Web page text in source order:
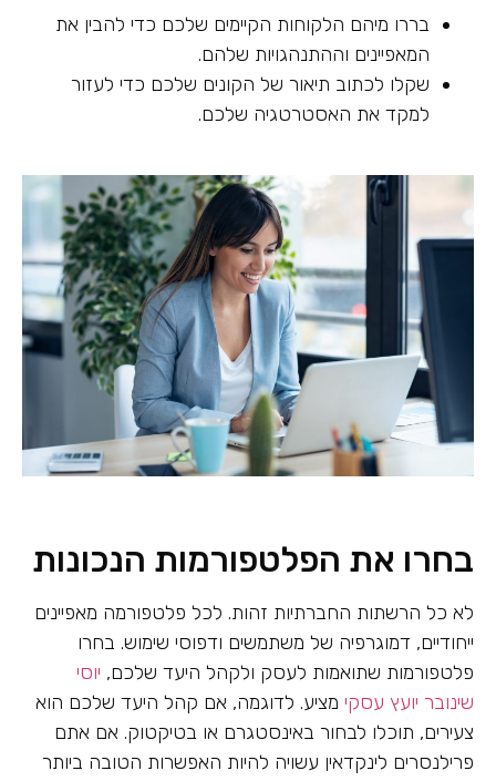
בררו מיהם הלקוחות הקיימים שלכם כדי להבין את
המאפיינים וההתנהגויות שלהם.
שקלו לכתוב תיאור של הקונים שלכם כדי לעזור
למקד את האסטרטגיה שלכם.
בחרו את הפלטפורמות הנכונות
לא כל הרשתות החברתיות זהות. לכל פלטפורמה מאפיינים
ייחודיים, דמוגרפיה של משתמשים ודפוסי שימוש. בחרו
פלטפורמות שתואמות לעסק ולקהל היעד שלכם, יוסי
שינובר יועץ עסקי מציע. לדוגמה, אם קהל היעד שלכם הוא
צעירים, תוכלו לבחור באינסטגרם או בטיקטוק. אם אתם
פרילנסרים לינקדאין עשויה להיות האפשרות הטובה ביותר